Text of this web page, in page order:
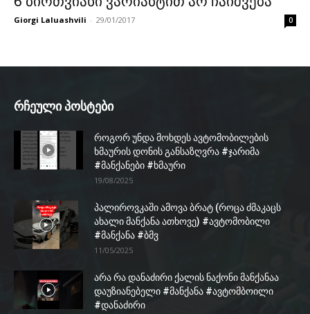
Giorgi Laluashvili - 29/01/2017 0
რჩეული პოსტები
როგორ უნდა მოხდეს ავტომობილების
ხმაურის დონის განსაზღვრა #ჯარიმა
#მანქანები #ხმაური
19/08/2025
პალიროვკაში ამოვა ბრატ (როცა ძმაკაცს
ახალი მანქანა ათხოვე) #ავტომობილი
#მანქანა #ბმვ
11/05/2025
არა რა დანაძირი ქალის ნაქონი მანქანაა
დაუზიანებელი #მანქანა #ავტომბოილი
#დანაძირი